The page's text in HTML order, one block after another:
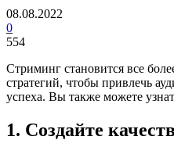
08.08.2022
0
554
Стриминг становится все
стратегий, чтобы привлечь
успеха. Вы также можете
1. Создайте